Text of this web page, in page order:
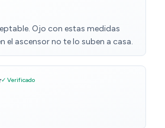
Ojo con estas medidas
el ascensor no te lo suben a casa.
✓ Verificado